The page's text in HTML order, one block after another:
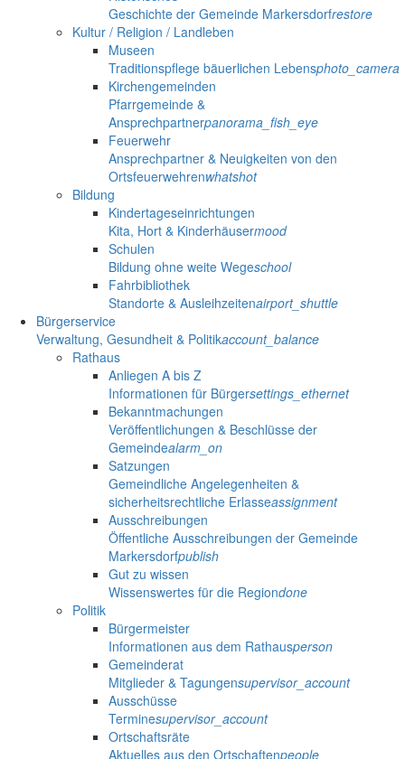
Geschichte der Gemeinde Markersdorfrestore
Kultur / Religion / Landleben
Museen
Traditionspflege bäuerlichen Lebensphoto_camera
Kirchengemeinden
Pfarrgemeinde &
Ansprechpartnerpanorama_fish_eye
Feuerwehr
Ansprechpartner & Neuigkeiten von den
Ortsfeuerwehrenwhatshot
Bildung
Kindertageseinrichtungen
Kita, Hort & Kinderhäusermood
Schulen
Bildung ohne weite Wegeschool
Fahrbibliothek
Standorte & Ausleihzeitenairport_shuttle
Bürgerservice
Verwaltung, Gesundheit & Politikaccount_balance
Rathaus
Anliegen A bis Z
Informationen für Bürgersettings_ethernet
Bekanntmachungen
Veröffentlichungen & Beschlüsse der
Gemeindealarm_on
Satzungen
Gemeindliche Angelegenheiten &
sicherheitsrechtliche Erlasseassignment
Ausschreibungen
Öffentliche Ausschreibungen der Gemeinde
Markersdorfpublish
Gut zu wissen
Wissenswertes für die Regiondone
Politik
Bürgermeister
Informationen aus dem Rathausperson
Gemeinderat
Mitglieder & Tagungensupervisor_account
Ausschüsse
Terminesupervisor_account
Ortschaftsräte
Aktuelles aus den Ortschaftenpeople